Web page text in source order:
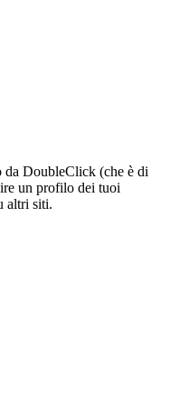
da DoubleClick (che è di
un profilo dei tuoi
altri siti.